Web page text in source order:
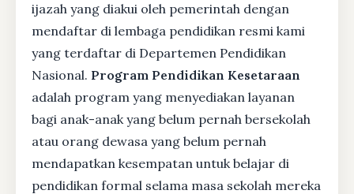
ijazah yang diakui oleh pemerintah dengan
mendaftar di lembaga pendidikan resmi kami
yang terdaftar di Departemen Pendidikan
Nasional. Program Pendidikan Kesetaraan
adalah program yang menyediakan layanan
bagi anak-anak yang belum pernah bersekolah
atau orang dewasa yang belum pernah
mendapatkan kesempatan untuk belajar di
pendidikan formal selama masa sekolah mereka